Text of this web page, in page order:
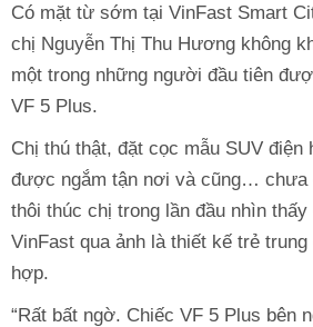
Có mặt từ sớm tại VinFast Smart
chị Nguyễn Thị Thu Hương không
một trong những người đầu tiên
VF 5 Plus.
Chị thú thật, đặt cọc mẫu SUV điện
được ngắm tận nơi và cũng… chưa
thôi thúc chị trong lần đầu nhìn
VinFast qua ảnh là thiết kế trẻ
hợp.
“Rất bất ngờ. Chiếc VF 5 Plus bên